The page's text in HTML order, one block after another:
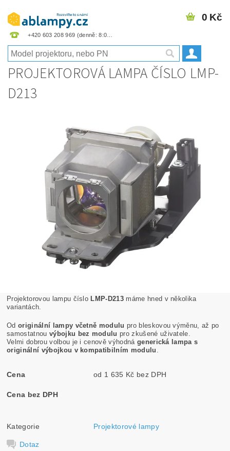
+420 603 208 969
0 Kč
PROJEKTOROVÁ LAMPA ČÍSLO LMP-
D213
Projektorovou lampu číslo LMP-D213máme hned v několika
variantách.
Odoriginální lampy včetně modulu pro bleskovou výměnu, až po
samostatnou výbojku bez modulu pro zkušené uživatele.
Velmi dobrou volbou je i cenově výhodná generická lampa s
originální výbojkou v kompatibilním modulu
Cena od 1 635 Kč bez DPH
Cena bez DPH
Kategorie Projektorové lampy
Dotaz